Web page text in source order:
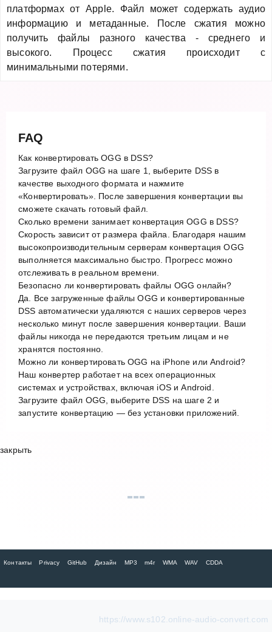
платформах от Apple. Файл может содержать аудио
информацию и метаданные. После сжатия можно
получить файлы разного качества - среднего и
высокого. Процесс сжатия происходит с
минимальными потерями.
FAQ
Как конвертировать OGG в DSS?
Загрузите файл OGG на шаге 1, выберите DSS в
качестве выходного формата и нажмите
«Конвертировать». После завершения конвертации вы
сможете скачать готовый файл.
Сколько времени занимает конвертация OGG в DSS?
Скорость зависит от размера файла. Благодаря нашим
высокопроизводительным серверам конвертация OGG
выполняется максимально быстро. Прогресс можно
отслеживать в реальном времени.
Безопасно ли конвертировать файлы OGG онлайн?
Да. Все загруженные файлы OGG и конвертированные
DSS автоматически удаляются с наших серверов через
несколько минут после завершения конвертации. Ваши
файлы никогда не передаются третьим лицам и не
хранятся постоянно.
Можно ли конвертировать OGG на iPhone или Android?
Наш конвертер работает на всех операционных
системах и устройствах, включая iOS и Android.
Загрузите файл OGG, выберите DSS на шаге 2 и
запустите конвертацию — без установки приложений.
закрыть
Контакты Privacy GitHub Дизайн MP3 m4r WMA WAV CDDA
https://www.s102.online-audio-convert.com